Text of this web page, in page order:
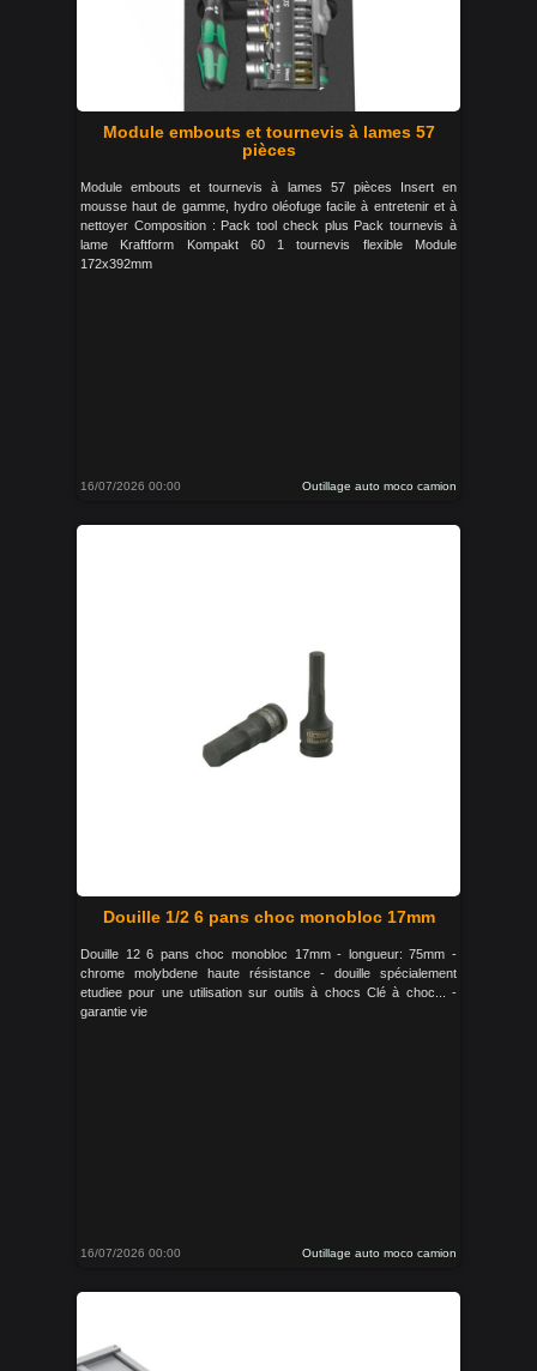
Module embouts et tournevis à lames 57
pièces
Module embouts et tournevis à lames 57 pièces Insert en
mousse haut de gamme, hydro oléofuge facile à entretenir et à
nettoyer Composition : Pack tool check plus Pack tournevis à
lame Kraftform Kompakt 60 1 tournevis flexible Module
172x392mm
16/07/2026 00:00 Outillage auto moco camion
Douille 1/2 6 pans choc monobloc 17mm
Douille 12 6 pans choc monobloc 17mm - longueur: 75mm -
chrome molybdene haute résistance - douille spécialement
etudiee pour une utilisation sur outils à chocs Clé à choc... -
garantie vie
16/07/2026 00:00 Outillage auto moco camion